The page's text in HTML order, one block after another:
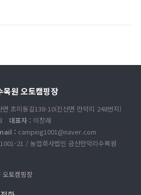
목원 오토캠핑장
초미동길138-10(진산면 만악리 248번지)
대표자 : 이창래
: camping1001@naver.com
21 / 농업회사법인 금산만악리수목원
오토캠핑장